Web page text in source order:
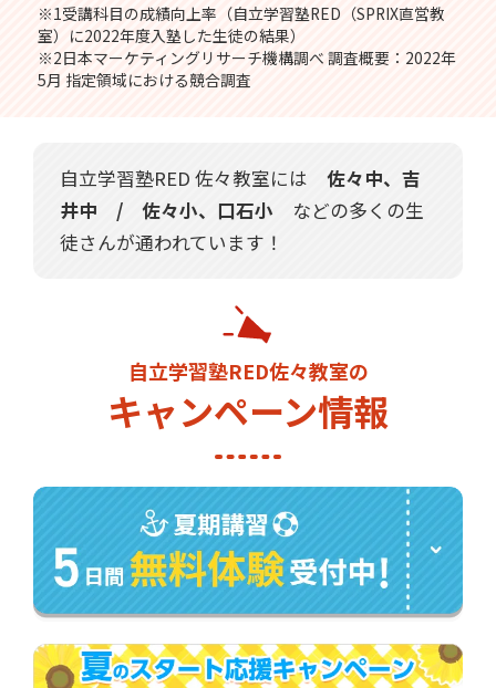
※1受講科目の成績向上率（自立学習塾RED（SPRIX直営教
室）に2022年度入塾した生徒の結果）
※2日本マーケティングリサーチ機構調べ 調査概要：2022年
5月 指定領域における競合調査
自立学習塾RED 佐々教室には 佐々中、吉
井中 / 佐々小、口石小 などの多くの生
徒さんが通われています！
自立学習塾RED佐々教室の
キャンペーン情報